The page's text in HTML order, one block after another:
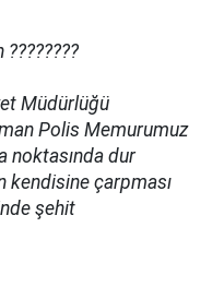
Müdürlüğü
Polis Memurumuz
noktasında dur
kendisine çarpması
şehit